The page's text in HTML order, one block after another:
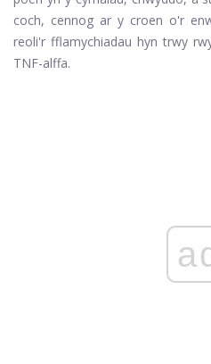
coch, cennog ar y croen o'r
reoli'r fflamychiadau hyn trwy
TNF-alffa.